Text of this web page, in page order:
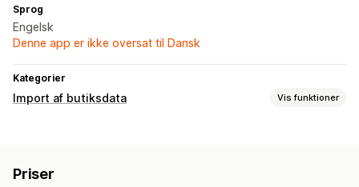
Sprog
Engelsk
Denne app er ikke oversat til Dansk
Kategorier
Import af butiksdata Vis funktioner
Prissynkronisering
Priser